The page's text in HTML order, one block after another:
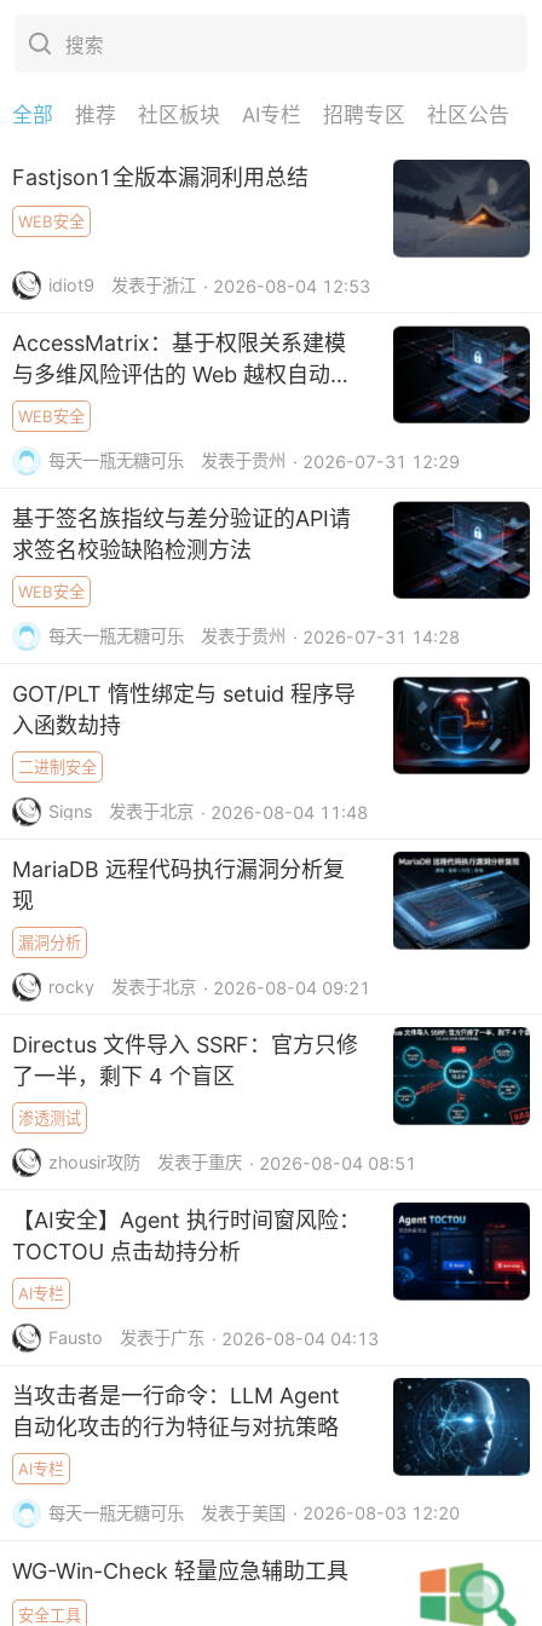
搜索
全部 推荐 社区板块 AI专栏 招聘专区 社区公告
下拉刷新
Fastjson1全版本漏洞利用总结
WEB安全
idiot9 发表于浙江 · 2026-08-04 12:53
AccessMatrix：基于权限关系建模
与多维风险评估的 Web 越权自动化
检测框架
WEB安全
每天一瓶无糖可乐 发表于贵州 · 2026-07-31 12:29
基于签名族指纹与差分验证的API请
求签名校验缺陷检测方法
WEB安全
每天一瓶无糖可乐 发表于贵州 · 2026-07-31 14:28
GOT/PLT 惰性绑定与 setuid 程序导
入函数劫持
二进制安全
Signs 发表于北京 · 2026-08-04 11:48
MariaDB 远程代码执行漏洞分析复
现
漏洞分析
rocky 发表于北京 · 2026-08-04 09:21
Directus 文件导入 SSRF：官方只修
了一半，剩下 4 个盲区
渗透测试
zhousir攻防 发表于重庆 · 2026-08-04 08:51
【AI安全】Agent 执行时间窗风险：
TOCTOU 点击劫持分析
AI专栏
Fausto 发表于广东 · 2026-08-04 04:13
当攻击者是一行命令：LLM Agent
自动化攻击的行为特征与对抗策略
AI专栏
每天一瓶无糖可乐 发表于美国 · 2026-08-03 12:20
WG-Win-Check 轻量应急辅助工具
安全工具